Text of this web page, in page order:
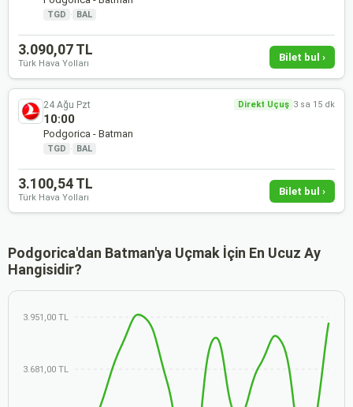
TGD · BAL
3.090,07 TL
Türk Hava Yolları
Bilet bul ›
24 Ağu Pzt Direkt Uçuş 3 sa 15 dk
10:00
Podgorica - Batman
TGD · BAL
3.100,54 TL
Türk Hava Yolları
Bilet bul ›
Podgorica'dan Batman'ya Uçmak İçin En Ucuz Ay
Hangisidir?
3.951,00 TL
3.681,00 TL